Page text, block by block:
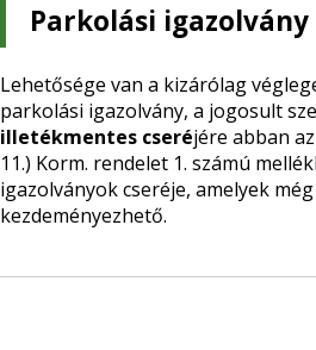
Parkolási igazolvány
Lehetősége van a kizárólag
parkolási igazolvány, a jogosult
illetékmentes cseréjére abban
11.) Korm. rendelet 1. számú
igazolványok cseréje, amelyek
kezdeményezhető.